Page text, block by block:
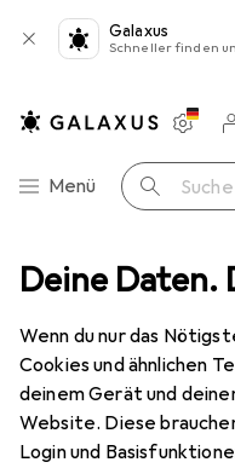
Deine Daten.
Wenn du nur das
Cookies und ähnlichen
deinem Gerät und
Website. Diese
Login und
Galaxus
Schneller finden
Navigation nach
Menü Suche
Elektronikzubehör + Gehäuse
MENGENRABATT